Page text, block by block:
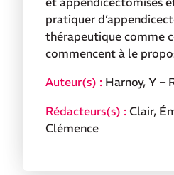
pratiquer
thérapeutique comme
commencent à le
Harnoy, Y –
Clair,
Clémence